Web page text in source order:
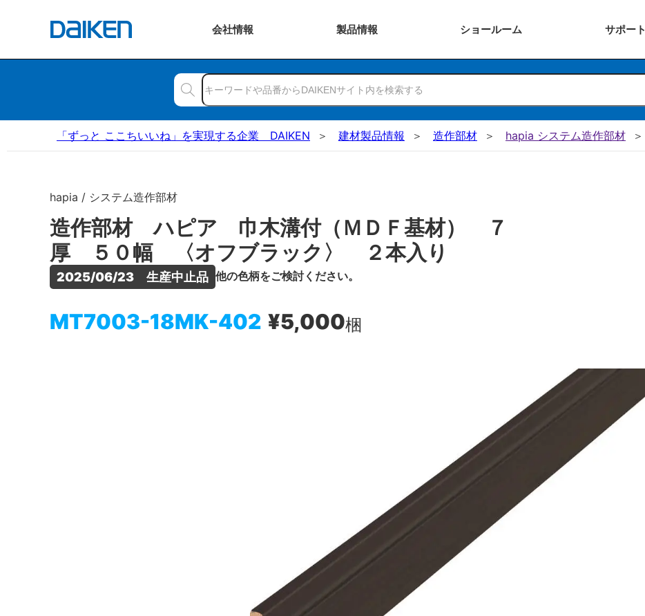
会社情報 製品情報 ショールーム サポート
「ずっと ここちいいね」を実現する企業 DAIKEN 建材製品情報 造作部材 hapia システム造作部材
hapia / システム造作部材
造作部材 ハピア 巾木溝付（ＭＤＦ基材） ７
厚 ５０幅 〈オフブラック〉 ２本入り
2025/06/23　生産中止品 他の色柄をご検討ください。
MT7003-18MK-402 ¥5,000梱